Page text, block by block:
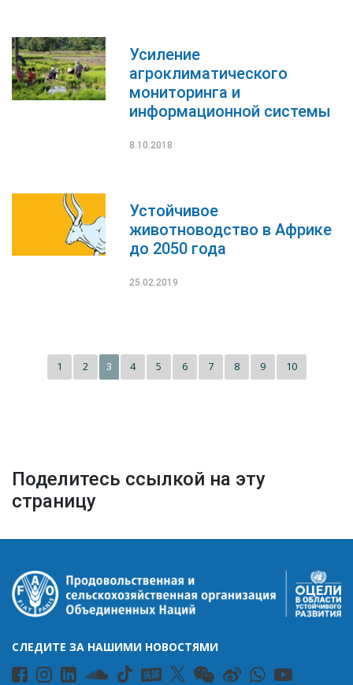
Усиление
агроклиматического
мониторинга и
информационной системы
8.10.2018
Устойчивое
животноводство в Африке
до 2050 года
25.02.2019
1 2 3 4 5 6 7 8 9 10
Поделитесь ссылкой на эту
страницу
СЛЕДИТЕ ЗА НАШИМИ НОВОСТЯМИ